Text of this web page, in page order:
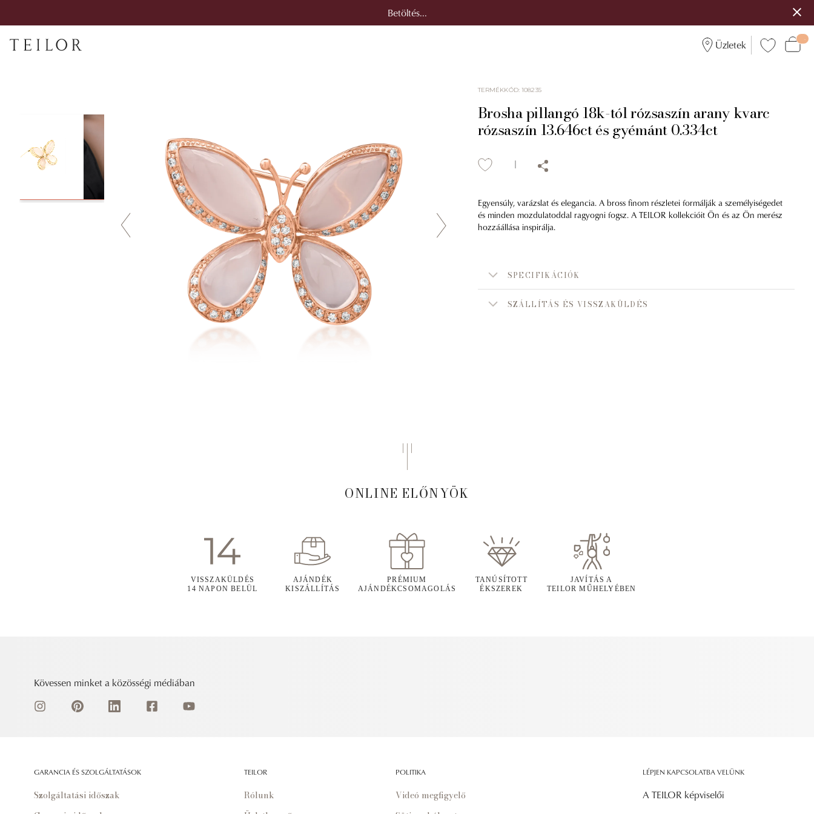
Betöltés...
Üzletek
TERMÉKKÓD:108235
Brosha pillangó 18k-tól rózsaszín arany kvarc
rózsaszín 13.646ct és gyémánt 0.334ct
Egyensúly, varázslat és elegancia. A bross finom részletei formálják a személyiségedet
és minden mozdulatoddal ragyogni fogsz. A TEILOR kollekcióit Ön és az Ön merész
hozzáállása inspirálja.
SPECIFIKÁCIÓK
SZÁLLÍTÁS ÉS VISSZAKÜLDÉS
ONLINE ELŐNYÖK
VISSZAKÜLDÉS
14 NAPON BELÜL
AJÁNDÉK
KISZÁLLÍTÁS
PRÉMIUM
AJÁNDÉKCSOMAGOLÁS
TANÚSÍTOTT
ÉKSZEREK
JAVÍTÁS A
TEILOR MŰHELYÉBEN
Kövessen minket a közösségi médiában
GARANCIA ÉS SZOLGÁLTATÁSOK
Szolgáltatási időszak
TEILOR
Rólunk
POLITIKA
Videó megfigyelő
LÉPJEN KAPCSOLATBA VELÜNK
A TEILOR képviselői